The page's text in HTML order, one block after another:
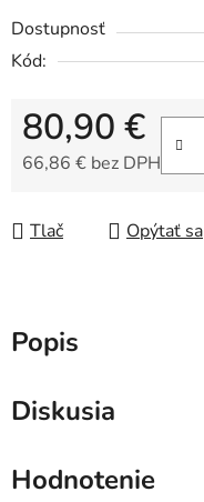
Dostupnosť
Kód:
80,90 €
66,86 € bez DPH
Tlač Opýtať sa
Popis
Diskusia
Hodnotenie